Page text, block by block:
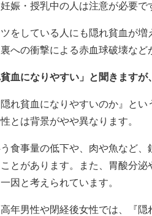
娠・授乳中の人は注意が必要で
をしている人にも隠れ貧血が
への衝撃による赤血球破壊など
血になりやすい」と聞きますが
れ貧血になりやすいのか』とい
とは背景がやや異なります。
食事量の低下や、肉や魚など
とがあります。また、胃酸分
因と考えられています。
年男性や閉経後女性では、『